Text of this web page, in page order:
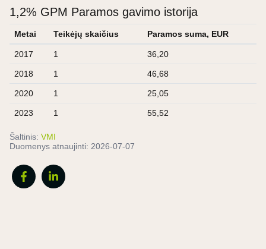
1,2% GPM Paramos gavimo istorija
Metai Teikėjų skaičius Paramos suma, EUR
2017 1 36,20
2018 1 46,68
2020 1 25,05
2023 1 55,52
Šaltinis: VMI
Duomenys atnaujinti: 2026-07-07